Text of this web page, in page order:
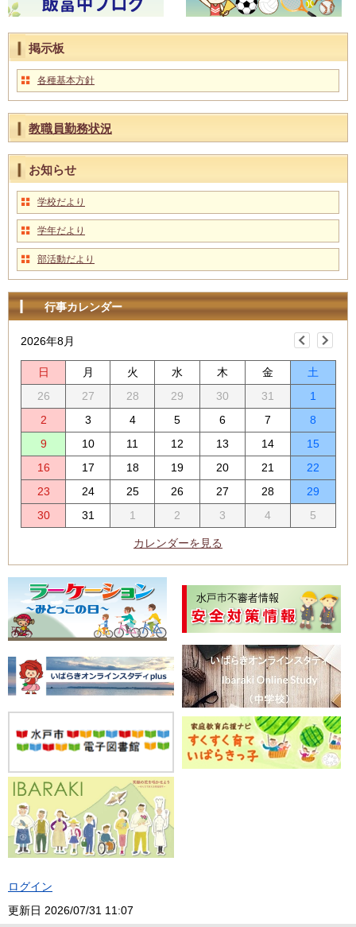
掲示板
各種基本方針
教職員勤務状況
お知らせ
学校だより
学年だより
部活動だより
行事カレンダー
2026年8月
日 月 火 水 木 金
土
26
27 28 29 30 31
1
2
3 4 5 6 7
8
9
10 11 12 13 14
15
16
17 18 19 20 21
22
23
24 25 26 27 28
29
30
31 1 2 3 4 5
カレンダーを見る
更新日 2026/07/31 11:07
ログイン